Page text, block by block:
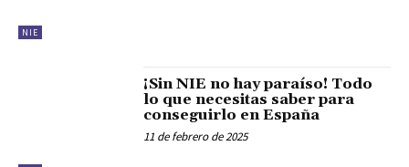
NIE
¡Sin NIE no hay paraíso! Todo
lo que necesitas saber para
conseguirlo en España
11 de febrero de 2025